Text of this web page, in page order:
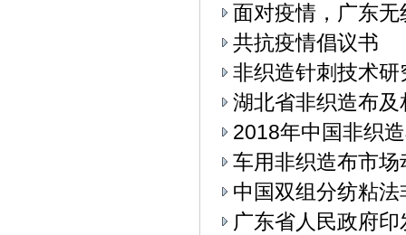
面对疫情，广东
共抗疫情倡议书
非织造针刺技术
湖北省非织造布
2018年中国非织
车用非织造布市场
中国双组分纺粘
广东省人民政府